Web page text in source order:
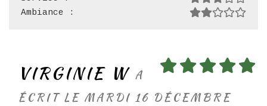
Ambiance :
VIRGINIE W A
ÉCRIT LE MARDI 16 DÉCEMBRE